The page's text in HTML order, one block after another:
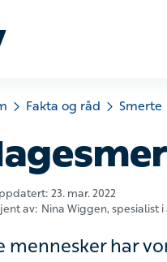
Fakta og råd Smerte
23. mar. 2022
av: Nina Wiggen, spesialist i
mennesker har